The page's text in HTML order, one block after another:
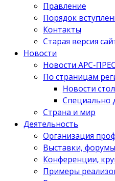
Правление
Порядок
Контакты
Старая версия
Новости
Новости АРС-
По страницам
Новости
Специально
Страна и мир
Деятельность
Организация
Выставки,
Конференции,
Примеры